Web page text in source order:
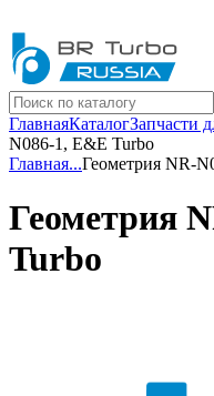
ГлавнаяКаталогЗапчасти
N086-1, E&E Turbo
Главная...Геометрия NR-
Геометрия
Turbo